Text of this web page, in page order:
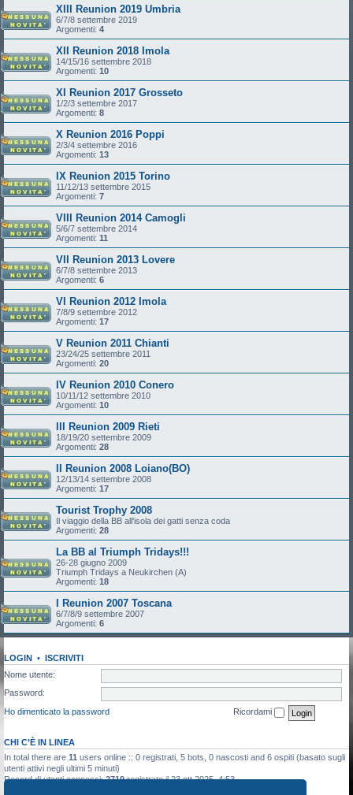
XIII Reunion 2019 Umbria
6/7/8 settembre 2019
Argomenti: 4
XII Reunion 2018 Imola
14/15/16 settembre 2018
Argomenti: 10
XI Reunion 2017 Grosseto
1/2/3 settembre 2017
Argomenti: 8
X Reunion 2016 Poppi
2/3/4 settembre 2016
Argomenti: 13
IX Reunion 2015 Torino
11/12/13 settembre 2015
Argomenti: 7
VIII Reunion 2014 Camogli
5/6/7 settembre 2014
Argomenti: 11
VII Reunion 2013 Lovere
6/7/8 settembre 2013
Argomenti: 6
VI Reunion 2012 Imola
7/8/9 settembre 2012
Argomenti: 17
V Reunion 2011 Chianti
23/24/25 settembre 2011
Argomenti: 20
IV Reunion 2010 Conero
10/11/12 settembre 2010
Argomenti: 10
III Reunion 2009 Rieti
18/19/20 settembre 2009
Argomenti: 28
II Reunion 2008 Loiano(BO)
12/13/14 settembre 2008
Argomenti: 17
Tourist Trophy 2008
Il viaggio della BB all'isola dei gatti senza coda
Argomenti: 28
La BB al Triumph Tridays!!!
26-28 giugno 2009
Triumph Tridays a Neukirchen (A)
Argomenti: 18
I Reunion 2007 Toscana
6/7/8/9 settembre 2007
Argomenti: 6
LOGIN • ISCRIVITI
Nome utente:
Password:
Ho dimenticato la password
Ricordami
CHI C’È IN LINEA
In total there are 11 users online :: 0 registrati, 5 bots, 0 nascosti and 6 ospiti (basato sugli
utenti attivi negli ultimi 5 minuti)
Record di utenti connessi:2719registrato il 23 ott 2025, 4:53